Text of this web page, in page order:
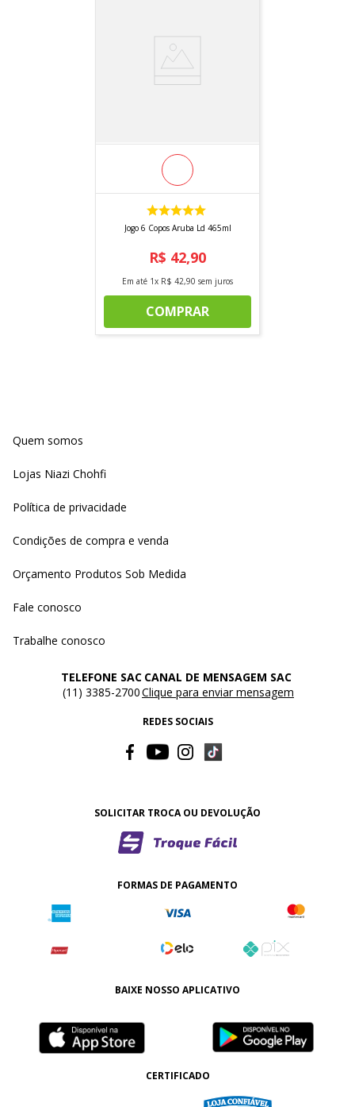
Jogo 6 Copos Aruba Ld 465ml
R$ 42,90
Em até 1x R$ 42,90 sem juros
COMPRAR
Quem somos
Lojas Niazi Chohfi
Política de privacidade
Condições de compra e venda
Orçamento Produtos Sob Medida
Fale conosco
Trabalhe conosco
TELEFONE SAC
(11) 3385-2700
CANAL DE MENSAGEM SAC
Clique para enviar mensagem
REDES SOCIAIS
SOLICITAR TROCA OU DEVOLUÇÃO
FORMAS DE PAGAMENTO
BAIXE NOSSO APLICATIVO
CERTIFICADO